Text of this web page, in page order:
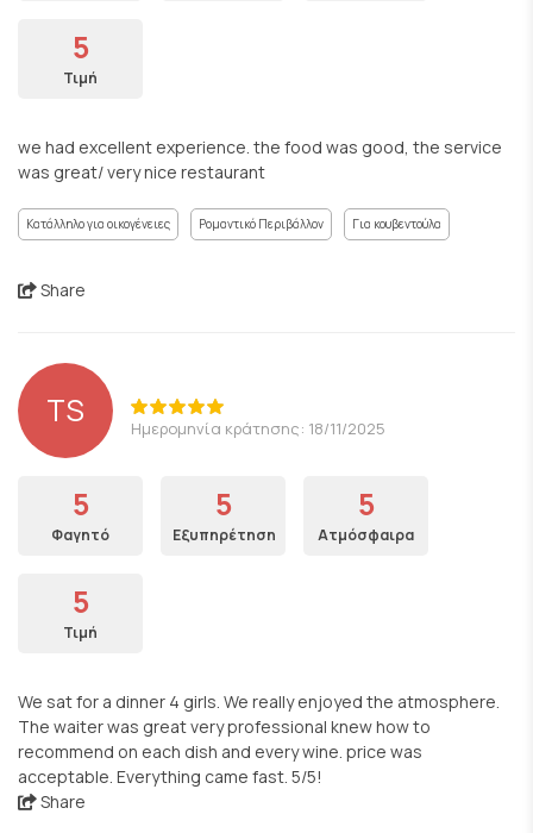
5
Τιμή
we had excellent experience. the food was good, the service
was great/ very nice restaurant
Κατάλληλο για οικογένειες Ρομαντικό Περιβάλλον Για κουβεντούλα
Share
TS Ημερομηνία κράτησης: 18/11/2025
5
Φαγητό
5
Εξυπηρέτηση
5
Ατμόσφαιρα
5
Τιμή
We sat for a dinner 4 girls. We really enjoyed the atmosphere.
The waiter was great very professional knew how to
recommend on each dish and every wine. price was
acceptable. Everything came fast. 5/5!
Share